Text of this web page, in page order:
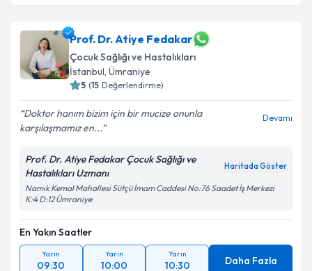
Prof. Dr. Atiye Fedakar
Çocuk Sağlığı ve Hastalıkları
İstanbul, Ümraniye
5 (15 Değerlendirme)
Doktor hanım bizim için bir mucize onunla
karşılaşmamız en...
Devamı
Prof. Dr. Atiye Fedakar Çocuk Sağlığı ve
Hastalıkları Uzmanı
Haritada Göster
Namık Kemal Mahallesi Sütçü İmam Caddesi No:76 Saadet İş Merkezi
K:4 D:12 Ümraniye
En Yakın Saatler
Yarın
09:30
Yarın
10:00
Yarın
10:30 Daha Fazla